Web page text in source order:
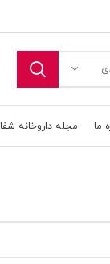
ما مجله داروخانه شفا